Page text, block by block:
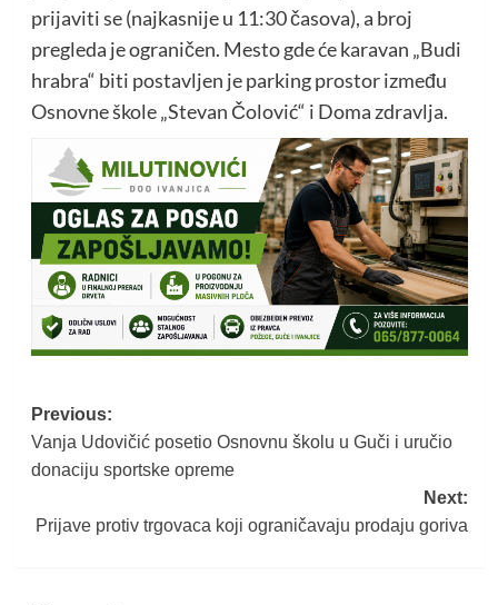
prijaviti se (najkasnije u 11:30 časova), a broj
pregleda je ograničen. Mesto gde će karavan „Budi
hrabra“ biti postavljen je parking prostor između
Osnovne škole „Stevan Čolović“ i Doma zdravlja.
Post
navigation
Previous:
Vanja Udovičić posetio Osnovnu školu u Guči i uručio
donaciju sportske opreme
Next:
Prijave protiv trgovaca koji ograničavaju prodaju goriva